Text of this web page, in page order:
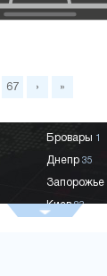
67 › »
Бровары 1
Днепр 35
Запорожье
Киев83